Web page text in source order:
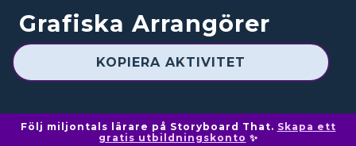
Grafiska Arrangörer
KOPIERA AKTIVITET
Följ miljontals lärare på Storyboard That. Skapa ett
gratis utbildningskonto ✨